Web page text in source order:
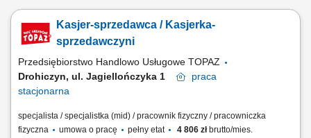
Kasjer-sprzedawca / Kasjerka-
sprzedawczyni
Przedsiębiorstwo Handlowo Usługowe TOPAZ
Drohiczyn, ul. Jagiellończyka 1
praca
stacjonarna
specjalista / specjalistka (mid) / pracownik fizyczny / pracowniczka
fizyczna
umowa o pracę pełny etat 4 806 złbrutto/mies.